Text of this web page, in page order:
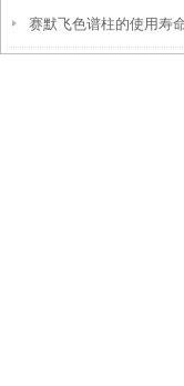
赛默飞色谱柱的使用寿